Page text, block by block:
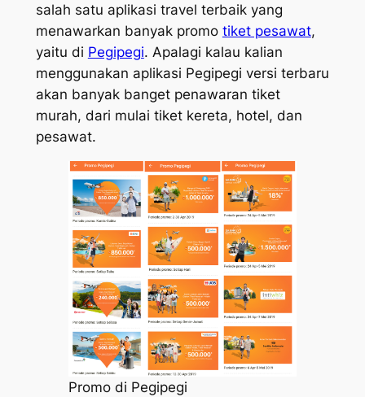
salah satu aplikasi travel terbaik yang
menawarkan banyak promo tiket pesawat,
yaitu di Pegipegi. Apalagi kalau kalian
menggunakan aplikasi Pegipegi versi terbaru
akan banyak banget penawaran tiket
murah, dari mulai tiket kereta, hotel, dan
pesawat.
Promo di Pegipegi